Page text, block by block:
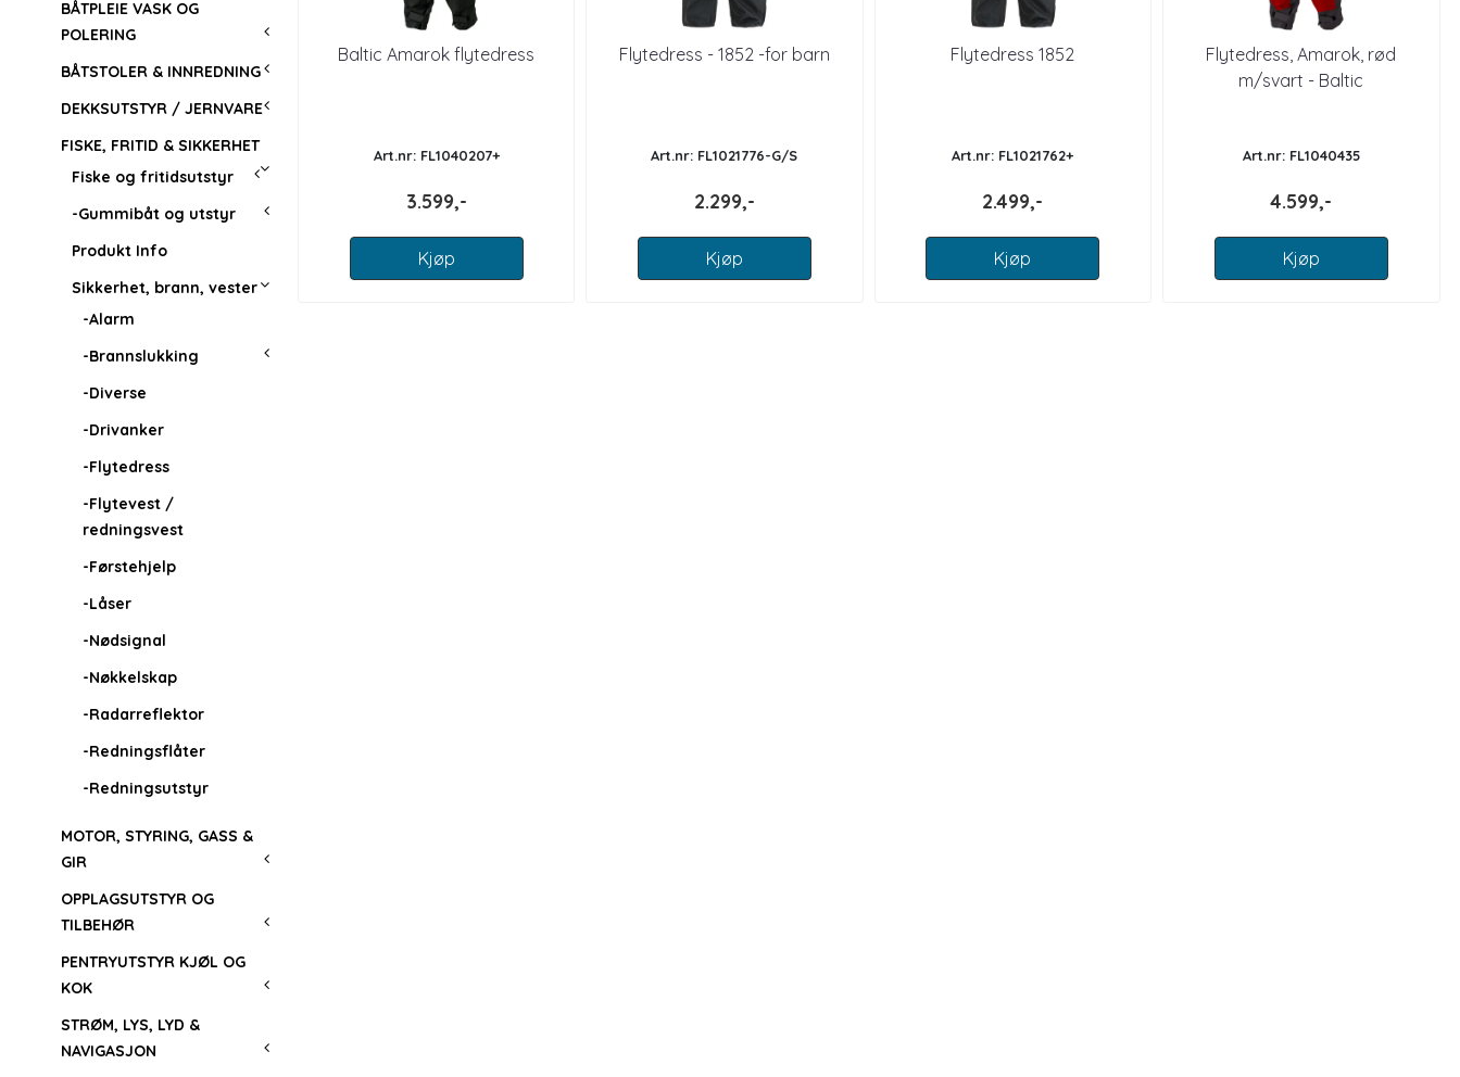
BÅTPLEIE VASK OG
POLERING
BÅTSTOLER & INNREDNING
DEKKSUTSTYR / JERNVARE
FISKE, FRITID & SIKKERHET
Fiske og fritidsutstyr
-Gummibåt og utstyr
Produkt Info
Sikkerhet, brann, vester
-Alarm
-Brannslukking
-Diverse
-Drivanker
-Flytedress
-Flytevest /
redningsvest
-Førstehjelp
-Låser
-Nødsignal
-Nøkkelskap
-Radarreflektor
-Redningsflåter
-Redningsutstyr
MOTOR, STYRING, GASS &
GIR
OPPLAGSUTSTYR OG
TILBEHØR
PENTRYUTSTYR KJØL OG
KOK
STRØM, LYS, LYD &
NAVIGASJON
Baltic Amarok flytedress
Art.nr: FL1040207+
3.599,-
Kjøp
Flytedress - 1852 -for barn
Art.nr: FL1021776-G/S
2.299,-
Kjøp
Flytedress 1852
Art.nr: FL1021762+
2.499,-
Kjøp
Flytedress, Amarok, rød
m/svart - Baltic
Art.nr: FL1040435
4.599,-
Kjøp